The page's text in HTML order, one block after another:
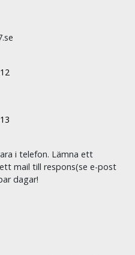
i telefon. Lämna ett
mail till respons(se e-post
dagar!